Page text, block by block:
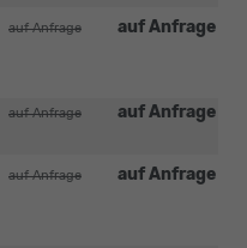
auf Anfrage
auf Anfrage
auf Anfrage
auf Anfrage
auf Anfrage
auf Anfrage